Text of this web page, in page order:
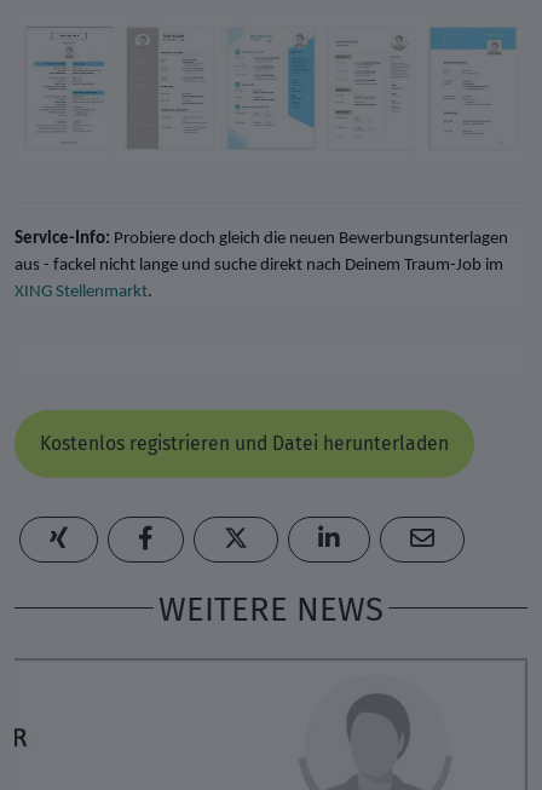
Service-Info: Probiere doch gleich die neuen Bewerbungsunterlagen
aus - fackel nicht lange und suche direkt nach Deinem Traum-Job im
XING Stellenmarkt.
Kostenlos registrieren und Datei herunterladen
WEITERE NEWS